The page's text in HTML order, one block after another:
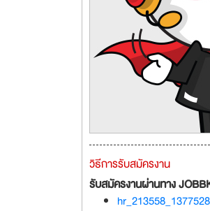
วิธีการรับสมัครงาน
รับสมัครงานผ่านทาง